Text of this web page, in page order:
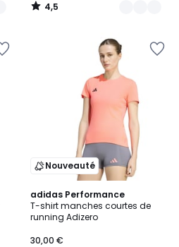
4,5
/
Nouveauté
adidas Performance
T-shirt manches courtes de
running Adizero
30,00 €
4,9
/ 5